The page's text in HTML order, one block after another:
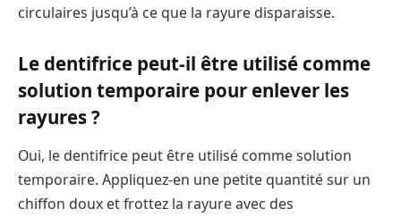
circulaires jusqu’à ce que la rayure disparaisse.
Le dentifrice peut-il être utilisé comme
solution temporaire pour enlever les
rayures ?
Oui, le dentifrice peut être utilisé comme solution
temporaire. Appliquez-en une petite quantité sur un
chiffon doux et frottez la rayure avec des